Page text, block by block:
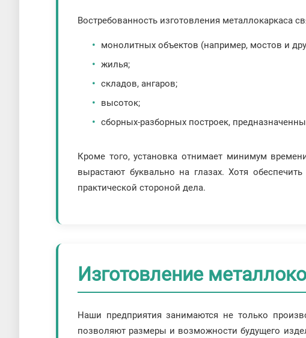
Востребованность изготовления металлокаркаса
монолитных объектов (например, мостов и
жилья;
складов, ангаров;
высоток;
сборных-разборных построек,
Кроме того, установка отнимает минимум
вырастают буквально на глазах. Хотя
практической стороной дела.
Изготовление
Наши предприятия занимаются не только
позволяют размеры и возможности будущего